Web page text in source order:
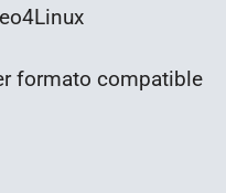
formato compatible